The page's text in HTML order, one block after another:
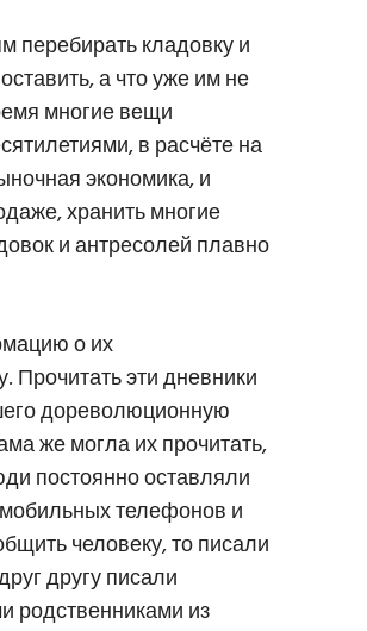
перебирать кладовку и
а что уже им не
многие вещи
в расчёте на
экономика, и
хранить многие
и антресолей плавно
о их
Прочитать эти дневники
дореволюционную
же могла их прочитать,
постоянно оставляли
телефонов и
человеку, то писали
другу писали
родственниками из